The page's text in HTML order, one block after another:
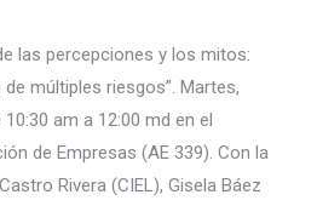
las percepciones y los mitos:
múltiples riesgos”. Martes,
am a 12:00 md en el
de Empresas (AE 339). Con la
Rivera (CIEL), Gisela Báez